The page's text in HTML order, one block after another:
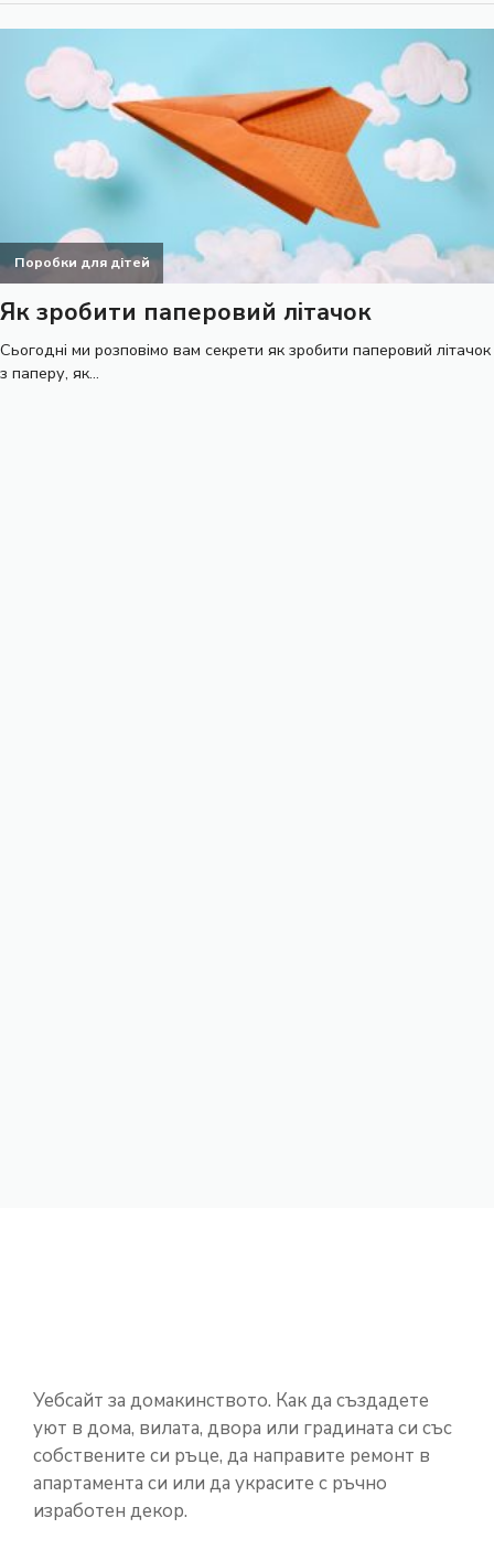
Уебсайт за домакинството. Как да създадете
уют в дома, вилата, двора или градината си със
собствените си ръце, да направите ремонт в
апартамента си или да украсите с ръчно
изработен декор.